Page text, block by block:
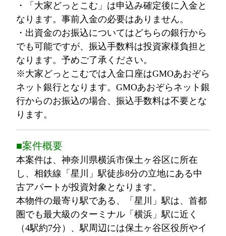
・「大家どっとこむ」は申込み確定後に入金と
なります。事前入金の必要はありません。
・出資金のお振込についてはどちらの銀行から
でも可能ですが、振込手数料は投資家様負担と
なります。予めご了承ください。
※大家どっとこむでは入金口座はGMOあおぞら
ネット銀行となります。GMOあおぞらネット銀
行からのお振込の場合、振込手数料は不要とな
ります。
■案件概要
本案件は、神奈川県横浜市保土ヶ谷区に所在
し、相鉄線「星川」駅徒歩8分の立地にある中
古アパートが投資対象となります。
本物件の最寄り駅である、「星川」駅は、首都
圏でも最大級のターミナル「横浜」駅に近く
（4駅約7分）、駅周辺には保土ヶ谷区役所やイ